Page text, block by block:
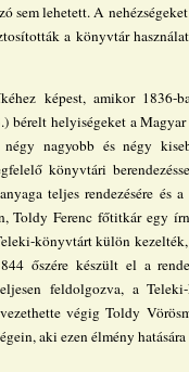
sem lehetett. A
a könyvtár
képest, amikor 1836-
bérelt helyiségeket a Magyar
nagyobb és négy
könyvtári
teljes rendezésére és
Toldy Ferenc főtitkár egy
könyvtárt külön
őszére készült el a
feldolgozva, a
végig Toldy
aki ezen élmény